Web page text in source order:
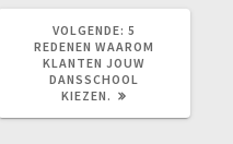
VOLGENDE: VOLGEND
BERICHT:
5
REDENEN WAAROM
KLANTEN JOUW
DANSSCHOOL
KIEZEN.